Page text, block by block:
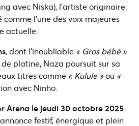
avec Niska), l’artiste originaire
comme l’une des voix majeures
actuelle.
, dont l’inoubliable « Gros bébé »
platine, Naza poursuit sur sa
titres comme « Kulule »ou «
avec Ninho.
Arena le jeudi 30 octobre 2025
festif, énergique et plein